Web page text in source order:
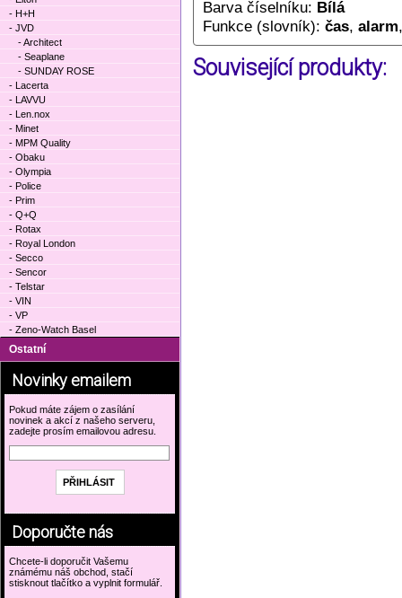
Barva číselníku: Bílá
Funkce (slovník): čas, alarm
Související produkty:
- H+H
- JVD
- Architect
- Seaplane
- SUNDAY ROSE
- Lacerta
- LAVVU
- Len.nox
- Minet
- MPM Quality
- Obaku
- Olympia
- Police
- Prim
- Q+Q
- Rotax
- Royal London
- Secco
- Sencor
- Telstar
- VIN
- VP
- Zeno-Watch Basel
Ostatní
Novinky emailem
Pokud máte zájem o zasílání
novinek a akcí z našeho serveru,
zadejte prosím emailovou adresu.
Doporučte nás
Chcete-li doporučit Vašemu
známému náš obchod, stačí
stisknout tlačítko a vyplnit formulář.